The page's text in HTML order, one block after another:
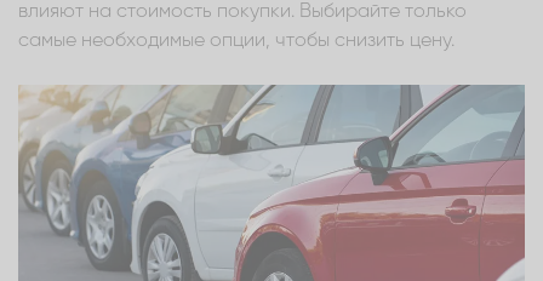
влияют на стоимость покупки. Выбирайте только
самые необходимые опции, чтобы снизить цену.